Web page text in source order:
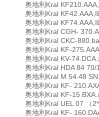
奥地利Kral
奥地利Kral
奥地利Kral
奥地利Kral CGH-
奥地利Kral CKC-
奥地利Kral KF-
奥地利Kral KV-
奥地利Kral HDA 84 70/
奥地利Kral M 54.48
奥地利Kral KF-
奥地利Kral KF-
奥地利Kral UEL 07 （
奥地利Kral KF-